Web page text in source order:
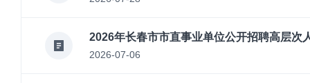
2026年长春市市直事业单位公开招聘高层次
2026-07-06